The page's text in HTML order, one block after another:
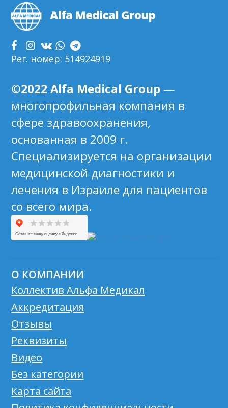
FOOTER
Рег. номер: 514924919
©2022 Alfa Medical Group —
многопрофильная компания в
сфере здравоохранения,
основанная в 2009 г.
Специализируется на организации
медицинской диагностики и
лечения в Израиле для пациентов
со всего мира.
О КОМПАНИИ
Коллектив Альфа Медикал
Аккредитация
Отзывы
Реквизиты
Видео
Без категории
Карта сайта